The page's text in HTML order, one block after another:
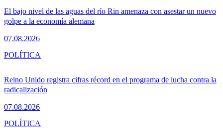
El bajo nivel de las aguas del río Rin amenaza con asestar un nuevo
golpe a la economía alemana
07.08.2026
Reino Unido registra cifras récord en el programa de lucha contra la
radicalización
07.08.2026
POLÍTICA
POLÍTICA